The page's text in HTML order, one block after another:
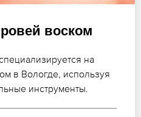
воском
на
в Вологде, используя
инструменты.